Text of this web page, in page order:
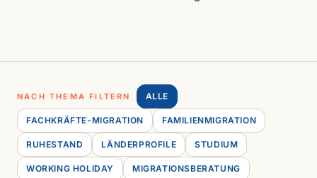
NACH THEMA FILTERN ALLE
FACHKRÄFTE-MIGRATION FAMILIENMIGRATION
RUHESTAND LÄNDERPROFILE STUDIUM
WORKING HOLIDAY MIGRATIONSBERATUNG